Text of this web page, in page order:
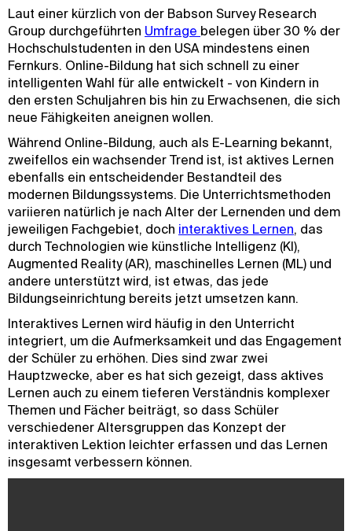
Laut einer kürzlich von der Babson Survey Research
Group durchgeführten Umfrage belegen über 30 % der
Hochschulstudenten in den USA mindestens einen
Fernkurs. Online-Bildung hat sich schnell zu einer
intelligenten Wahl für alle entwickelt - von Kindern in
den ersten Schuljahren bis hin zu Erwachsenen, die sich
neue Fähigkeiten aneignen wollen.
Während Online-Bildung, auch als E-Learning bekannt,
zweifellos ein wachsender Trend ist, ist aktives Lernen
ebenfalls ein entscheidender Bestandteil des
modernen Bildungssystems. Die Unterrichtsmethoden
variieren natürlich je nach Alter der Lernenden und dem
jeweiligen Fachgebiet, doch interaktives Lernen, das
durch Technologien wie künstliche Intelligenz (KI),
Augmented Reality (AR), maschinelles Lernen (ML) und
andere unterstützt wird, ist etwas, das jede
Bildungseinrichtung bereits jetzt umsetzen kann.
Interaktives Lernen wird häufig in den Unterricht
integriert, um die Aufmerksamkeit und das Engagement
der Schüler zu erhöhen. Dies sind zwar zwei
Hauptzwecke, aber es hat sich gezeigt, dass aktives
Lernen auch zu einem tieferen Verständnis komplexer
Themen und Fächer beiträgt, so dass Schüler
verschiedener Altersgruppen das Konzept der
interaktiven Lektion leichter erfassen und das Lernen
insgesamt verbessern können.